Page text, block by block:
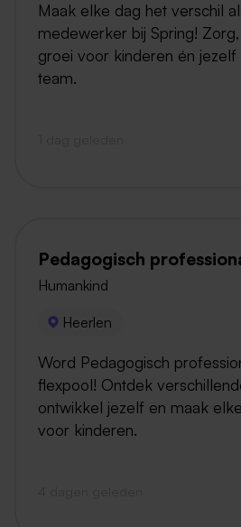
Maak elke dag het verschil
medewerker bij Spring!
groei voor kinderen én jezelf
team.
Pedagogisch
Humankind
Heerlen
Word Pedagogisch
flexpool! Ontdek
ontwikkel jezelf en maak
voor kinderen.